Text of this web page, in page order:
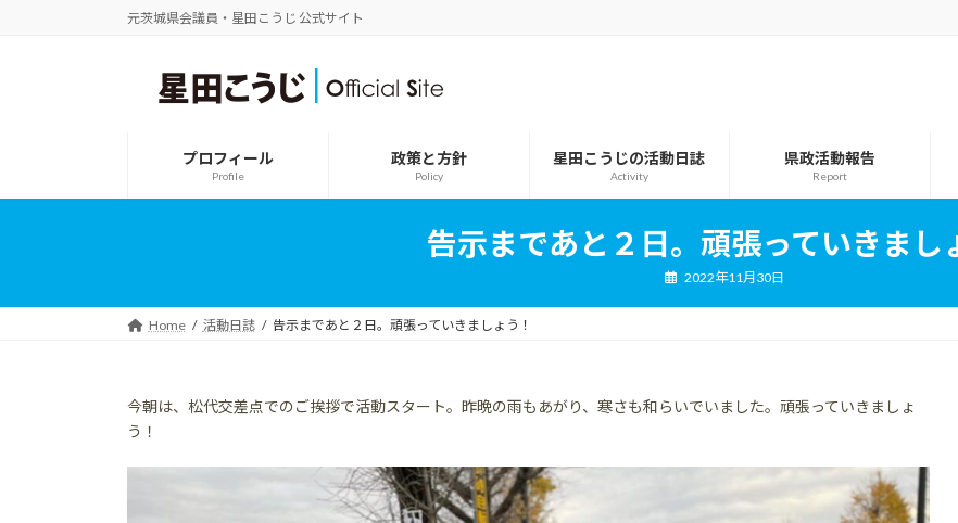
元茨城県会議員・星田こうじ 公式サイト
プロフィール
Profile
政策と方針
Policy
星田こうじの活動日誌
Activity
県政活動報告
Report
告示まであと２日。頑張っていきまし
2022年11月30日
Home 活動日誌 告示まであと２日。頑張っていきましょう！
今朝は、松代交差点でのご挨拶で活動スタート。昨晩の雨もあがり、寒さも和らいでいました。頑張っていきましょ
う！